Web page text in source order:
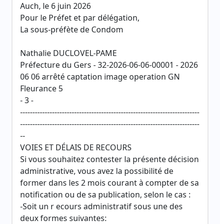
Auch, le 6 juin 2026
Pour le Préfet et par délégation,
La sous-préfète de Condom
Nathalie DUCLOVEL-PAME
Préfecture du Gers - 32-2026-06-06-00001 - 2026
06 06 arrêté captation image operation GN
Fleurance 5
- 3 -
-------------------------------------------------------------------------
-------------------------------------------------------------------------
--
VOIES ET DÉLAIS DE RECOURS
Si vous souhaitez contester la présente décision
administrative, vous avez la possibilité de
former dans les 2 mois courant à compter de sa
notification ou de sa publication, selon le cas :
-Soit un r ecours administratif sous une des
deux formes suivantes: